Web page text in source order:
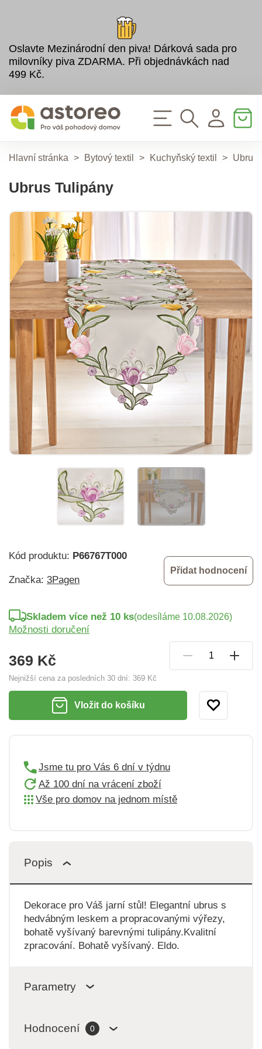
Oslavte Mezinárodní den piva! Dárková sada pro
milovníky piva ZDARMA. Při objednávkách nad
499 Kč.
Hlavní stránka > Bytový textil > Kuchyňský textil > Ubrusy
Ubrus Tulipány
Kód produktu: P66767T000
Značka: 3Pagen
Přidat hodnocení
369 Kč
Nejnižší cena za posledních 30 dní: 369 Kč
Skladem více než 10 ks(odesíláme 10.08.2026)
Možnosti doručení
Vložit do košíku
Jsme tu pro Vás 6 dní v týdnu
Až 100 dní na vrácení zboží
Vše pro domov na jednom místě
Popis
Dekorace pro Váš jarní stůl! Elegantní ubrus s
hedvábným leskem a propracovanými výřezy,
bohatě vyšívaný barevnými tulipány.Kvalitní
zpracování. Bohatě vyšívaný. Eldo.
Parametry
Hodnocení 0